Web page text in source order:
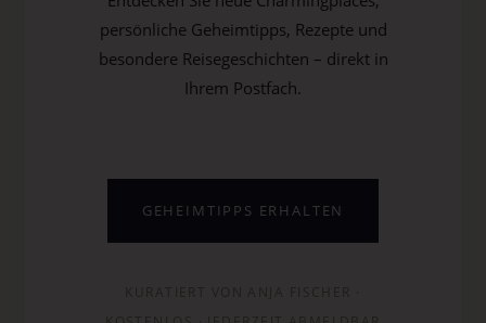
persönliche Geheimtipps, Rezepte und
besondere Reisegeschichten – direkt in
Ihrem Postfach.
GEHEIMTIPPS ERHALTEN